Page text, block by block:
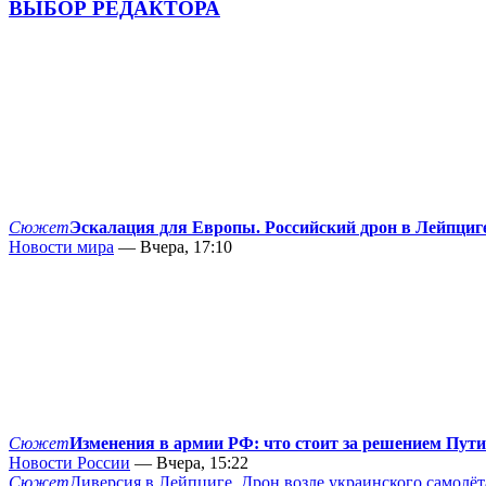
ВЫБОР РЕДАКТОРА
СюжетЭскалация для Европы. Российский дрон в
Новости мира — Вчера, 17:10
СюжетИзменения в армии РФ: что стоит за решением
Новости России — Вчера, 15:22